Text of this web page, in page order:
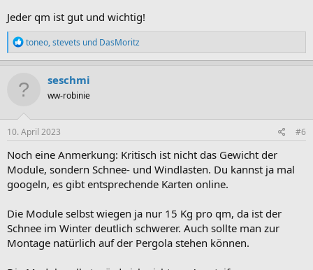
Jeder qm ist gut und wichtig!
R
e
a
t
n
e
:
toneo,stevets und DasMoritz
seschmi
ww-robinie
10. April 2023 #6
Noch eine Anmerkung: Kritisch ist nicht das Gewicht der
Module, sondern Schnee- und Windlasten. Du kannst ja mal
googeln, es gibt entsprechende Karten online.
Die Module selbst wiegen ja nur 15 Kg pro qm, da ist der
Schnee im Winter deutlich schwerer. Auch sollte man zur
Montage natürlich auf der Pergola stehen können.